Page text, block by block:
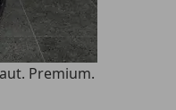
Premium.